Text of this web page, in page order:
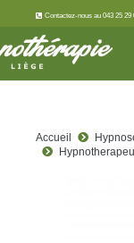
Contactez-nous au 043 25 29
Accueil